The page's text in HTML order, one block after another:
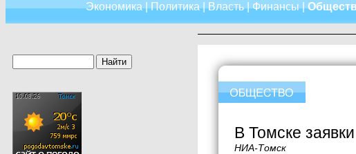
Экономика|Политика|Власть|Финансы|
В Томске
НИА-Томск